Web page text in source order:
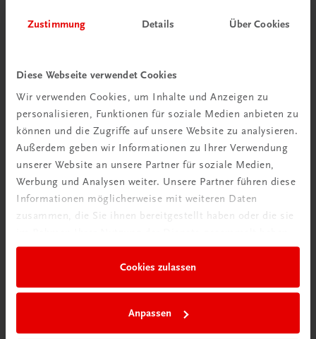
Zustimmung Details Über Cookies
Diese Webseite verwendet Cookies
Wir verwenden Cookies, um Inhalte und Anzeigen zu
personalisieren, Funktionen für soziale Medien anbieten zu
können und die Zugriffe auf unsere Website zu analysieren.
Außerdem geben wir Informationen zu Ihrer Verwendung
unserer Website an unsere Partner für soziale Medien,
Werbung und Analysen weiter. Unsere Partner führen diese
Informationen möglicherweise mit weiteren Daten
zusammen, die Sie ihnen bereitgestellt haben oder die sie
Cookies zulassen
Anpassen
Wir sind ein österreichisches Familienunternehmen mit
75 Mitarbeiterinnen und Mitarbeitern, die eines verbindet:
Begeisterung für unsere Produkte.
mehr erfahren
TRAUNER Verlag + Buchservice GmbH
Köglstraße 14 | 4020 Linz
buchservice@trauner.at
WhatsApp:+43 664 88 58 69 41